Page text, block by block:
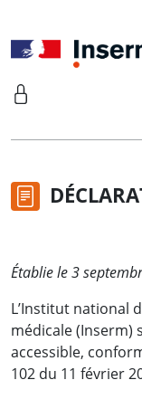
Établie le 3
L’Institut national
médicale (Inserm)
accessible,
102 du 11 février